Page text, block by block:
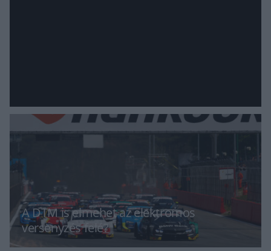
A DTM is elmehet az elektromos
versenyzés felé?